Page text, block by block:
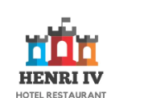
Aller
contenu